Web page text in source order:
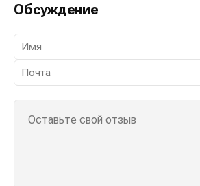
Обсуждение